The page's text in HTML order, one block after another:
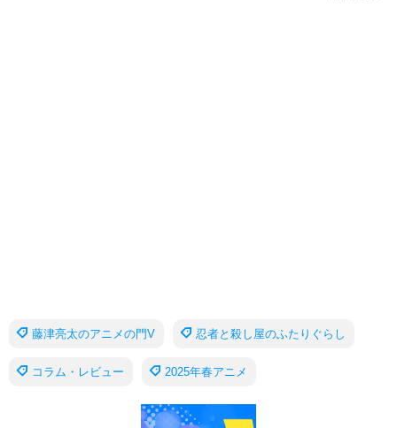
藤津亮太のアニメの門V 忍者と殺し屋のふたりぐらし
コラム・レビュー 2025年春アニメ